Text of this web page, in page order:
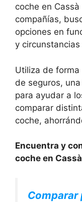
coche en
compañías,
opciones en
y
Utiliza de
de seguros,
para ayudar a
comparar
coche,
Encuentra y
coche en
Comparar